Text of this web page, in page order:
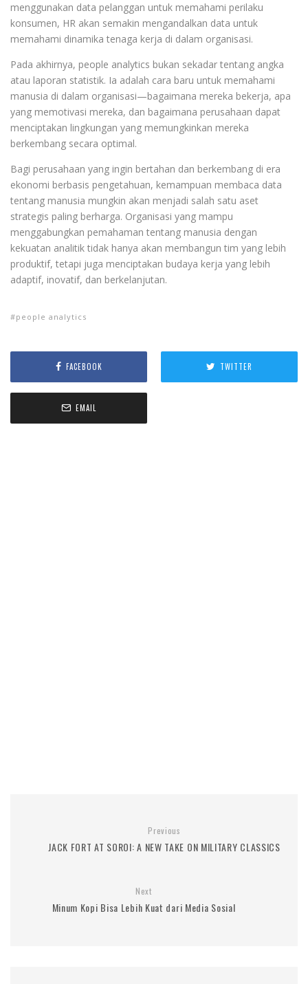
menggunakan data pelanggan untuk memahami perilaku
konsumen, HR akan semakin mengandalkan data untuk
memahami dinamika tenaga kerja di dalam organisasi.
Pada akhirnya, people analytics bukan sekadar tentang angka
atau laporan statistik. Ia adalah cara baru untuk memahami
manusia di dalam organisasi—bagaimana mereka bekerja, apa
yang memotivasi mereka, dan bagaimana perusahaan dapat
menciptakan lingkungan yang memungkinkan mereka
berkembang secara optimal.
Bagi perusahaan yang ingin bertahan dan berkembang di era
ekonomi berbasis pengetahuan, kemampuan membaca data
tentang manusia mungkin akan menjadi salah satu aset
strategis paling berharga. Organisasi yang mampu
menggabungkan pemahaman tentang manusia dengan
kekuatan analitik tidak hanya akan membangun tim yang lebih
produktif, tetapi juga menciptakan budaya kerja yang lebih
adaptif, inovatif, dan berkelanjutan.
people analytics
FACEBOOK TWITTER
EMAIL
Previous
JACK FORT AT SOROI: A NEW TAKE ON MILITARY CLASSICS
Next
Minum Kopi Bisa Lebih Kuat dari Media Sosial